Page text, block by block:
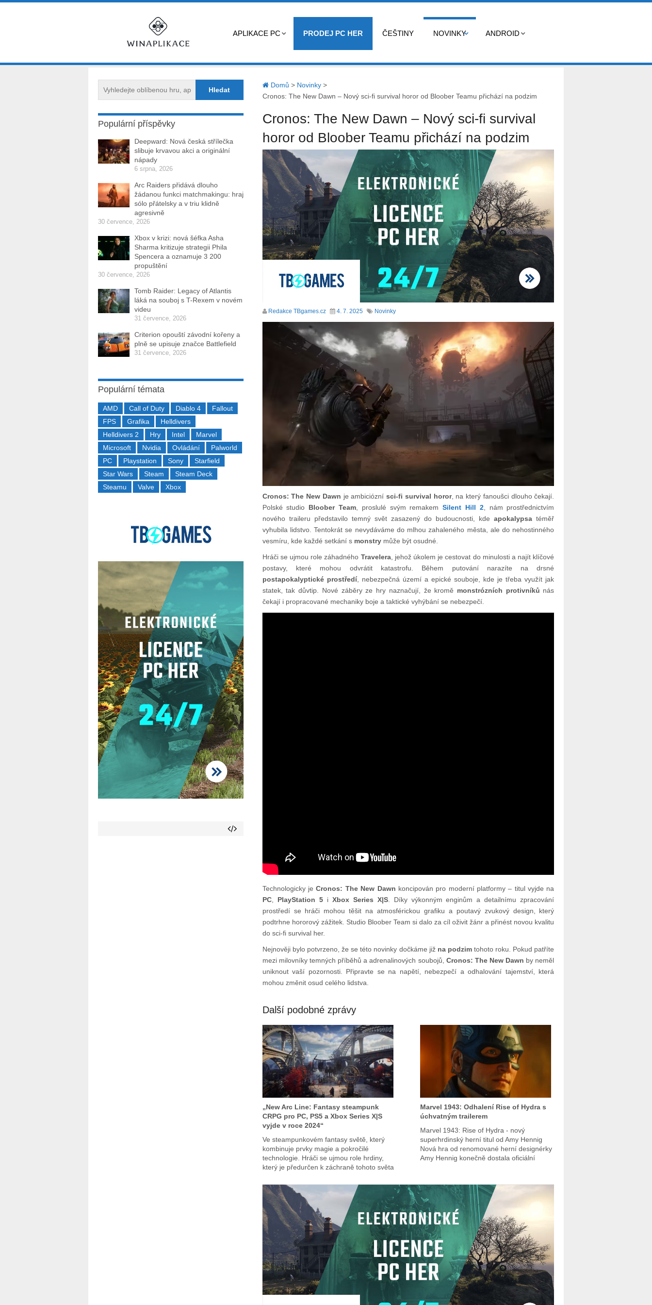
APLIKACE PC PRODEJ PC HER ČEŠTINY NOVINKY ANDROID
Domů > Novinky>
Cronos: The New Dawn – Nový sci-fi survival horor od Bloober Teamu přichází na podzim
Cronos: The New Dawn – Nový sci-fi survival
horor od Bloober Teamu přichází na podzim
Redakce TBgames.cz 4. 7. 2025 Novinky
Cronos: The New Dawn je ambicióznísci-fi survival horor, na který fanoušci dlouho čekají.
Polské studio Bloober Team, proslulé svým remakemSilent Hill 2, nám prostřednictvím
nového traileru představilo temný svět zasazený do budoucnosti, kdeapokalypsa téměř
vyhubila lidstvo. Tentokrát se nevydáváme do mlhou zahaleného města, ale do nehostinného
vesmíru, kde každé setkání s monstrymůže být osudné.
Hráči se ujmou role záhadného Travelera, jehož úkolem je cestovat do minulosti a najít klíčové
postavy, které mohou odvrátit katastrofu. Během putování narazíte na drsné
postapokalyptické prostředí, nebezpečná území a epické souboje, kde je třeba využít jak
statek, tak důvtip. Nové záběry ze hry naznačují, že kromě monstrózních protivníků nás
čekají i propracované mechaniky boje a taktické vyhýbání se nebezpečí.
Technologicky jeCronos: The New Dawn koncipován pro moderní platformy – titul vyjde na
PC, PlayStation 5i Xbox Series X|S. Díky výkonným enginům a detailnímu zpracování
prostředí se hráči mohou těšit na atmosférickou grafiku a poutavý zvukový design, který
podtrhne hororový zážitek. Studio Bloober Team si dalo za cíl oživit žánr a přinést novou kvalitu
do sci-fi survival her.
Nejnověji bylo potvrzeno, že se této novinky dočkáme již na podzimtohoto roku. Pokud patříte
mezi milovníky temných příběhů a adrenalinových soubojů, Cronos: The New Dawn by neměl
uniknout vaší pozornosti. Připravte se na napětí, nebezpečí a odhalování tajemství, která
mohou změnit osud celého lidstva.
Další podobné zprávy
„New Arc Line: Fantasy steampunk
CRPG pro PC, PS5 a Xbox Series X|S
vyjde v roce 2024“
Ve steampunkovém fantasy světě, který
kombinuje prvky magie a pokročilé
technologie. Hráči se ujmou role hrdiny,
který je předurčen k záchraně tohoto světa
Marvel 1943: Odhalení Rise of Hydra s
úchvatným trailerem
Marvel 1943: Rise of Hydra - nový
superhrdinský herní titul od Amy Hennig
Nová hra od renomované herní designérky
Amy Hennig konečně dostala oficiální
Populární příspěvky
Deepward: Nová česká střílečka
slibuje krvavou akci a originální
nápady
6 srpna, 2026
Arc Raiders přidává dlouho
žádanou funkci matchmakingu: hraj
sólo přátelsky a v triu klidně
agresivně
30 července, 2026
Xbox v krizi: nová šéfka Asha
Sharma kritizuje strategii Phila
Spencera a oznamuje 3 200
propuštění
30 července, 2026
Tomb Raider: Legacy of Atlantis
láká na souboj s T-Rexem v novém
videu
31 července, 2026
Criterion opouští závodní kořeny a
plně se upisuje značce Battlefield
31 července, 2026
Populární témata
AMD Call of Duty Diablo 4
Fallout
FPS
Grafika
Helldivers
Helldivers 2
Hry Intel
Marvel
Microsoft
Nvidia Ovládání
Palworld
PC
Playstation Sony
Starfield
Star Wars
Steam
Steam Deck
Steamu
Valve Xbox